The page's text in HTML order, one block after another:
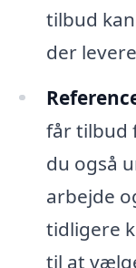
tilbud
der
får tilbud
du også
arbejde
tidligere
til at